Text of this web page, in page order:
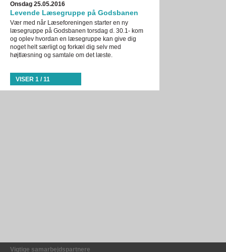
Onsdag 25.05.2016
Levende Læsegruppe på Godsbanen
Vær med når Læseforeningen starter en ny
læsegruppe på Godsbanen torsdag d. 30.1- kom
og oplev hvordan en læsegruppe kan give dig
noget helt særligt og forkæl dig selv med
højtlæsning og samtale om det læste.
VISER 1 / 11
Vigtige samarbejdspartnere